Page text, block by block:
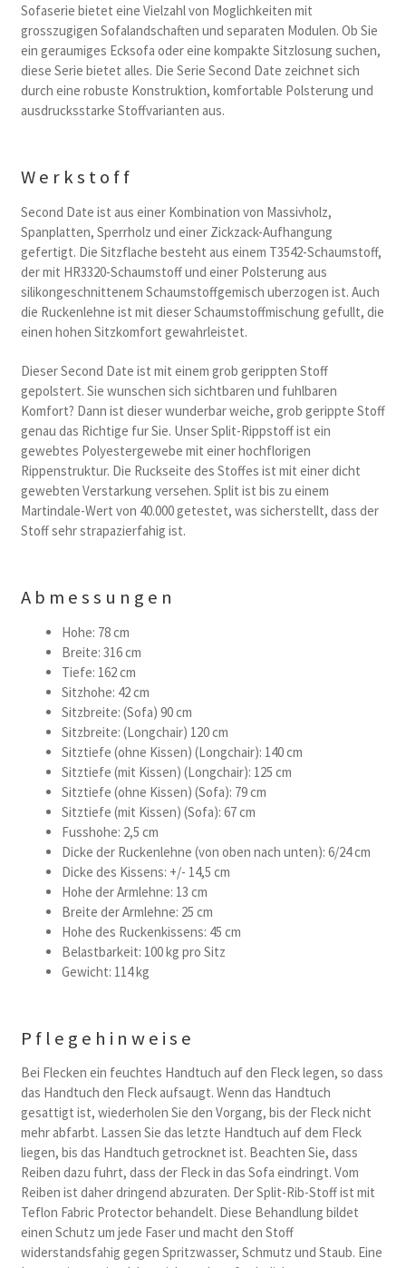
Sofaserie bietet eine Vielzahl von Moglichkeiten mit
grosszugigen Sofalandschaften und separaten Modulen. Ob Sie
ein geraumiges Ecksofa oder eine kompakte Sitzlosung suchen,
diese Serie bietet alles. Die Serie Second Date zeichnet sich
durch eine robuste Konstruktion, komfortable Polsterung und
ausdrucksstarke Stoffvarianten aus.
Werkstoff
Second Date ist aus einer Kombination von Massivholz,
Spanplatten, Sperrholz und einer Zickzack-Aufhangung
gefertigt. Die Sitzflache besteht aus einem T3542-Schaumstoff,
der mit HR3320-Schaumstoff und einer Polsterung aus
silikongeschnittenem Schaumstoffgemisch uberzogen ist. Auch
die Ruckenlehne ist mit dieser Schaumstoffmischung gefullt, die
einen hohen Sitzkomfort gewahrleistet.
Dieser Second Date ist mit einem grob gerippten Stoff
gepolstert. Sie wunschen sich sichtbaren und fuhlbaren
Komfort? Dann ist dieser wunderbar weiche, grob gerippte Stoff
genau das Richtige fur Sie. Unser Split-Rippstoff ist ein
gewebtes Polyestergewebe mit einer hochflorigen
Rippenstruktur. Die Ruckseite des Stoffes ist mit einer dicht
gewebten Verstarkung versehen. Split ist bis zu einem
Martindale-Wert von 40.000 getestet, was sicherstellt, dass der
Stoff sehr strapazierfahig ist.
Abmessungen
Hohe: 78 cm
Breite: 316 cm
Tiefe: 162 cm
Sitzhohe: 42 cm
Sitzbreite: (Sofa) 90 cm
Sitzbreite: (Longchair) 120 cm
Sitztiefe (ohne Kissen) (Longchair): 140 cm
Sitztiefe (mit Kissen) (Longchair): 125 cm
Sitztiefe (ohne Kissen) (Sofa): 79 cm
Sitztiefe (mit Kissen) (Sofa): 67 cm
Fusshohe: 2,5 cm
Dicke der Ruckenlehne (von oben nach unten): 6/24 cm
Dicke des Kissens: +/- 14,5 cm
Hohe der Armlehne: 13 cm
Breite der Armlehne: 25 cm
Hohe des Ruckenkissens: 45 cm
Belastbarkeit: 100 kg pro Sitz
Gewicht: 114 kg
Pflegehinweise
Bei Flecken ein feuchtes Handtuch auf den Fleck legen, so dass
das Handtuch den Fleck aufsaugt. Wenn das Handtuch
gesattigt ist, wiederholen Sie den Vorgang, bis der Fleck nicht
mehr abfarbt. Lassen Sie das letzte Handtuch auf dem Fleck
liegen, bis das Handtuch getrocknet ist. Beachten Sie, dass
Reiben dazu fuhrt, dass der Fleck in das Sofa eindringt. Vom
Reiben ist daher dringend abzuraten. Der Split-Rib-Stoff ist mit
Teflon Fabric Protector behandelt. Diese Behandlung bildet
einen Schutz um jede Faser und macht den Stoff
widerstandsfahig gegen Spritzwasser, Schmutz und Staub. Eine